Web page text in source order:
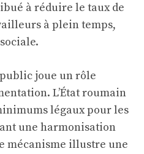
à réduire le taux de
à plein temps,
joue un rôle
L’État roumain
légaux pour les
une harmonisation
mécanisme illustre une